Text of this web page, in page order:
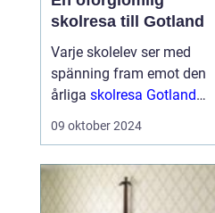
skolresa till Gotland
Varje skolelev ser med
spänning fram emot den
årliga skolresa Gotland
en välbehövlig paus
och ...
09 oktober 2024